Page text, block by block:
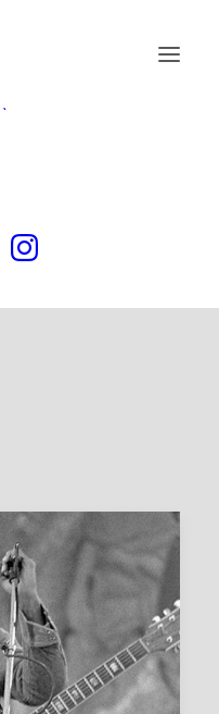
King